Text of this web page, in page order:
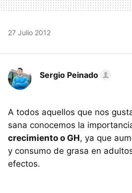
27 Julio 2012
Sergio Peinado
A todos aquellos que nos
sana conocemos la
crecimiento o GH, ya que
y consumo de grasa en
efectos.